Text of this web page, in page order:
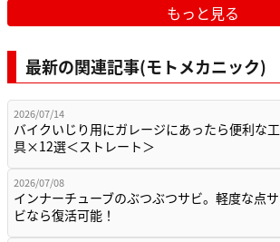
もっと見る
最新の関連記事(モトメカニック)
2026/07/14
バイクいじり用にガレージにあったら便利な工
具×12選＜ストレート＞
2026/07/08
インナーチューブのぶつぶつサビ。軽度な点サ
ビなら復活可能！